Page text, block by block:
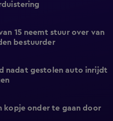
15 neemt stuur over van
bestuurder
nadat gestolen auto inrijdt
kopje onder te gaan door